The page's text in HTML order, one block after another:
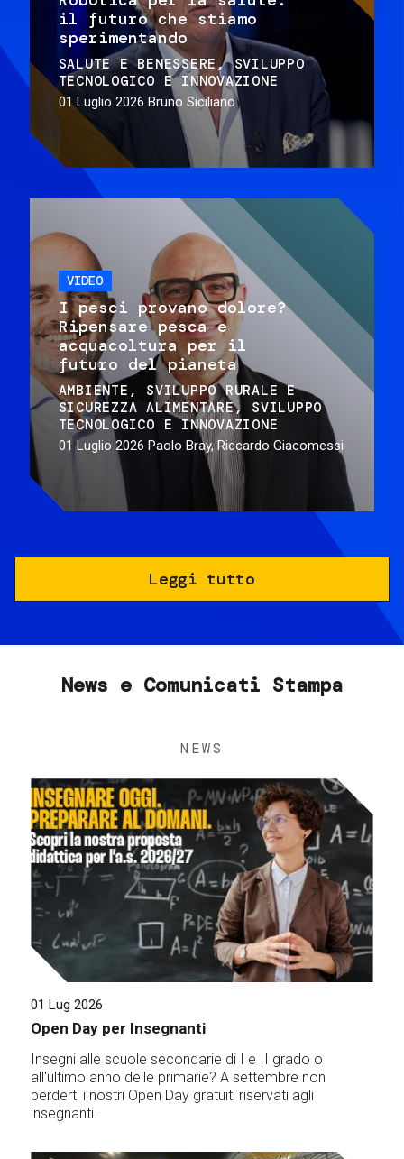
il futuro che stiamo
sperimentando
SALUTE E BENESSERE
SVILUPPO
TECNOLOGICO E INNOVAZIONE
01 Luglio 2026 Bruno Siciliano
VIDEO
I pesci provano dolore?
Ripensare pesca e
acquacoltura per il
futuro del pianeta
AMBIENTE
SVILUPPO RURALE E
SICUREZZA ALIMENTARE
SVILUPPO
TECNOLOGICO E INNOVAZIONE
01 Luglio 2026 Paolo Bray, Riccardo Giacomessi
Leggi tutto
News e Comunicati Stampa
NEWS
01 Lug 2026
Open Day per Insegnanti
Insegni alle scuole secondarie di I e II grado o
all'ultimo anno delle primarie? A settembre non
perderti i nostri Open Day gratuiti riservati agli
insegnanti.